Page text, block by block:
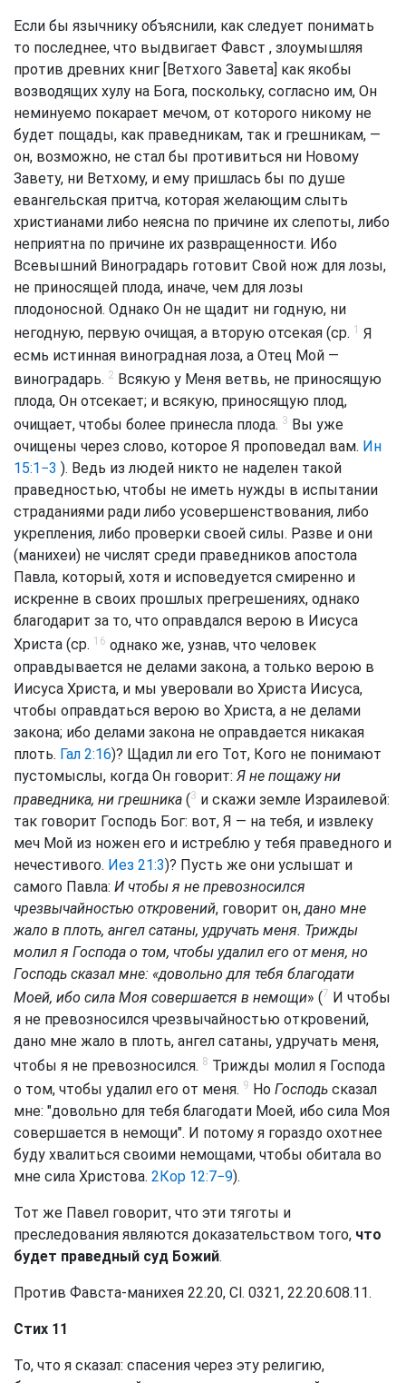
Если бы язычнику объяснили, как следует понимать
то последнее, что выдвигает Фавст , злоумышляя
против древних книг [Ветхого Завета] как якобы
возводящих хулу на Бога, поскольку, согласно им, Он
неминуемо покарает мечом, от которого никому не
будет пощады, как праведникам, так и грешникам, —
он, возможно, не стал бы противиться ни Новому
Завету, ни Ветхому, и ему пришлась бы по душе
евангельская притча, которая желающим слыть
христианами либо неясна по причине их слепоты, либо
неприятна по причине их развращенности. Ибо
Всевышний Виноградарь готовит Свой нож для лозы,
не приносящей плода, иначе, чем для лозы
плодоносной. Однако Он не щадит ни годную, ни
негодную, первую очищая, а вторую отсекая (ср. 1 Я
есмь истинная виноградная лоза, а Отец Мой —
виноградарь. 2 Всякую у Меня ветвь, не приносящую
плода, Он отсекает; и всякую, приносящую плод,
очищает, чтобы более принесла плода. 3 Вы уже
очищены через слово, которое Я проповедал вам. Ин
15:1−3 ). Ведь из людей никто не наделен такой
праведностью, чтобы не иметь нужды в испытании
страданиями ради либо усовершенствования, либо
укрепления, либо проверки своей силы. Разве и они
(манихеи) не числят среди праведников апостола
Павла, который, хотя и исповедуется смиренно и
искренне в своих прошлых прегрешениях, однако
благодарит за то, что оправдался верою в Иисуса
Христа (ср. 16 однако же, узнав, что человек
оправдывается не делами закона, а только верою в
Иисуса Христа, и мы уверовали во Христа Иисуса,
чтобы оправдаться верою во Христа, а не делами
закона; ибо делами закона не оправдается никакая
плоть. Гал 2:16)? Щадил ли его Тот, Кого не понимают
пустомыслы, когда Он говорит: Я не пощажу ни
праведника, ни грешника (3 и скажи земле Израилевой:
так говорит Господь Бог: вот, Я — на тебя, и извлеку
меч Мой из ножен его и истреблю у тебя праведного и
нечестивого. Иез 21:3)? Пусть же они услышат и
самого Павла: И чтобы я не превозносился
чрезвычайностью откровений, говорит он,дано мне
жало в плоть, ангел сатаны, удручать меня. Трижды
молил я Господа о том, чтобы удалил его от меня, но
Господь сказал мне: «довольно для тебя благодати
Моей, ибо сила Моя совершается в немощи» (7 И чтобы
я не превозносился чрезвычайностью откровений,
дано мне жало в плоть, ангел сатаны, удручать меня,
чтобы я не превозносился. 8 Трижды молил я Господа
о том, чтобы удалил его от меня. 9 Но Господь сказал
мне: "довольно для тебя благодати Моей, ибо сила Моя
совершается в немощи". И потому я гораздо охотнее
буду хвалиться своими немощами, чтобы обитала во
мне сила Христова. 2Кор 12:7−9).
Тот же Павел говорит, что эти тяготы и
преследования являются доказательством того, что
будет праведный суд Божий.
Против Фавста-манихея 22.20, Cl. 0321, 22.20.608.11.
Стих 11
То, что я сказал: спасения через эту религию,